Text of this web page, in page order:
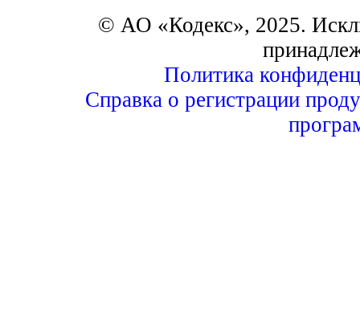
© АО «Кодекс», 2025.
Политика
Справка о регистрации